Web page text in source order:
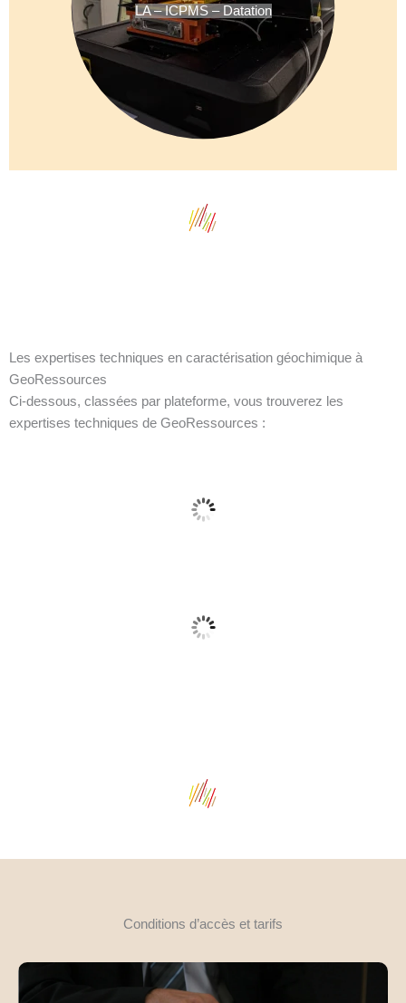
LA – ICPMS – Datation
Les expertises techniques en caractérisation géochimique à
GeoRessources
Ci-dessous, classées par plateforme, vous trouverez les
expertises techniques de GeoRessources :
Conditions d’accès et tarifs